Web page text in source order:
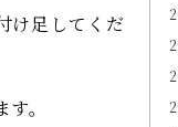
け足してくだ
。